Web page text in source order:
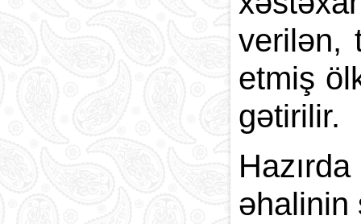
verilən,
etmiş
gətirilir.
əhalinin